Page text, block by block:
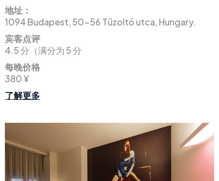
地址：
1094 Budapest, 50-56 Tűzoltó utca, Hungary.
宾客点评
4.5 分（满分为 5 分
每晚价格
380 ¥
了解更多